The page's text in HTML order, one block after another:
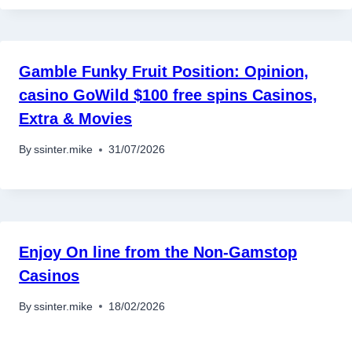
Gamble Funky Fruit Position: Opinion,
casino GoWild $100 free spins Casinos,
Extra & Movies
By ssinter.mike 31/07/2026
Enjoy On line from the Non-Gamstop
Casinos
By ssinter.mike 18/02/2026